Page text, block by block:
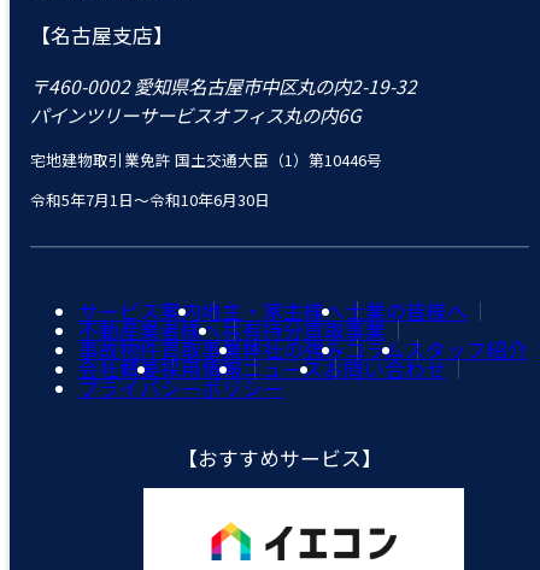
【名古屋支店】
〒460-0002 愛知県名古屋市中区丸の内2-19-32
パインツリーサービスオフィス丸の内6G
宅地建物取引業免許 国土交通大臣（1）第10446号
令和5年7月1日～令和10年6月30日
サービス案内地主・家主様へ士業の皆様へ
不動産業者様へ共有持分買取事業
事故物件買取事業弊社の強みコラムスタッフ紹介
会社概要採用情報ニュースお問い合わせ
プライバシーポリシー
【おすすめサービス】